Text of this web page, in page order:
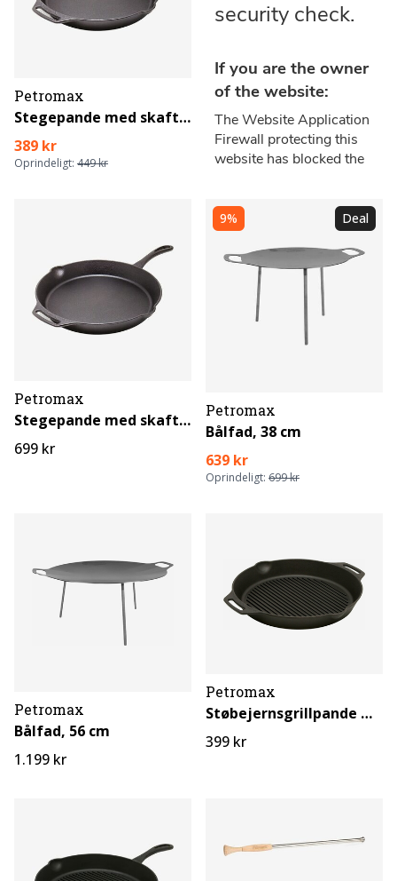
Petromax
Stegepande med skaft 2,5 L
389 kr
Oprindeligt: 449 kr
Petromax
Stegepande med skaft 4,7 L
699 kr
9% Deal
Petromax
Bålfad, 38 cm
639 kr
Oprindeligt: 699 kr
Petromax
Bålfad, 56 cm
1.199 kr
Petromax
Støbejernsgrillpande med to håndtag 2,5 L
399 kr